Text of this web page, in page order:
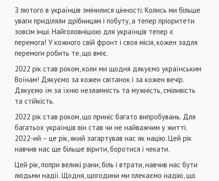
З лютого в українців змінилися цінності. Колись ми більше
уваги приділяли дрібницям і побуту, а тепер пріоритети
зовсім інші. Найголовнішою для українців тепер є
перемога! У кожного свій фронт і своя місія, кожен задля
перемоги робить те, що вміє.
2022 рік став роком, коли ми щодня дякуємо українським
Воїнам! Дякуємо за кожен світанок і за кожен вечір.
Дякуємо їм за їхню незламність та мужність, сміливість
та стійкість.
2022 рік став роком, що приніс багато випробувань. Для
багатьох українців він став чи не найважчим у житті.
2022-ий – це рік, який загартував нас як націю. Цей рік
навчив нас ще більше вірити, боротися і чекати.
Цей рік, попри великі рани, біль і втрати, навчив нас бути
людьми надії. Щодня, щогодини ми плекаємо надію, що